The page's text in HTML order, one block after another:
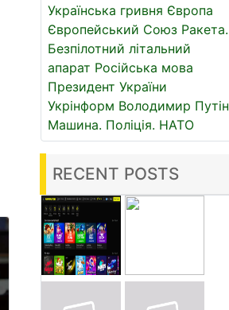
Українська гривня Європа
Європейський Союз Ракета.
Безпілотний літальний
апарат Російська мова
Президент України
Укрінформ Володимир Путін
Машина. Поліція. НАТО
RECENT POSTS